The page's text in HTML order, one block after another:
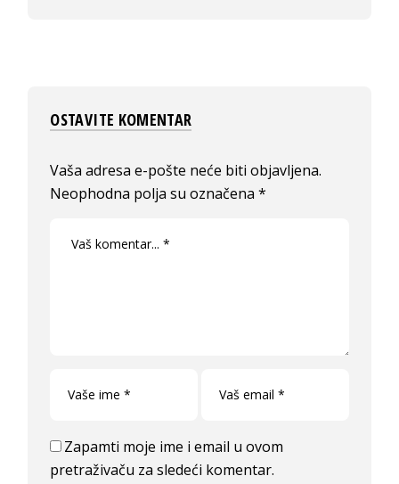
OSTAVITE KOMENTAR
Vaša adresa e-pošte neće biti objavljena.
Neophodna polja su označena*
Zapamti moje ime i email u ovom
pretraživaču za sledeći komentar.